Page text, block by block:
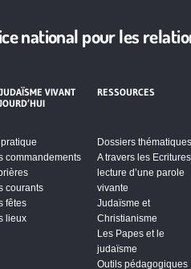
national pour les
VIVANT
pratique
commandements
courants
fêtes
lieux
RESSOURCES
Dossiers thématiques
A travers les
lecture d’une parole
vivante
Judaïsme et
Christianisme
Les Papes et le
judaïsme
Outils pédagogiques